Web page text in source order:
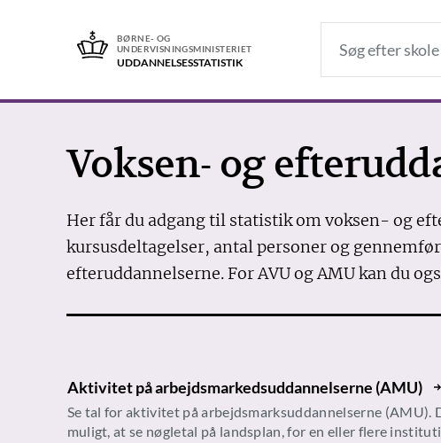
BØRNE- OG
UNDERVISNINGSMINISTERIET
UDDANNELSES­STATISTIK
Voksen- og
Her får du adgang til statistik om voksen- og
kursusdeltagelser, antal personer og
efteruddannelserne. For AVU og AMU kan du
Aktivitet på arbejdsmarkedsuddannelserne (AMU)
Se tal for aktivitet på arbejdsmarksuddannelserne (AMU).
muligt, at se nøgletal på landsplan, for en eller flere